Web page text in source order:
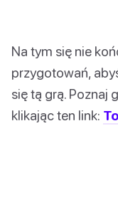
Na tym się nie
przygotowań,
się tą grą. Poznaj
klikając ten link: